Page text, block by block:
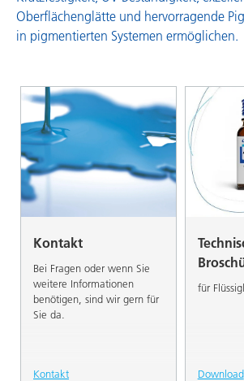
Oberflächenglätte und hervorragende
in pigmentierten Systemen ermöglichen.
Kontakt
Bei Fragen oder wenn Sie
weitere Informationen
benötigen, sind wir gern für
Sie da.
Kontakt
für
Download